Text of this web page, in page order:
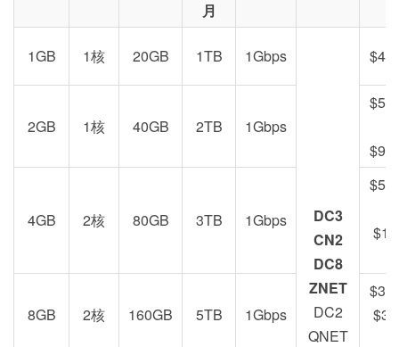
月
1GB 1核 20GB 1TB 1Gbps
DC3
CN2
DC8
ZNET
DC2
QNET
2GB 1核 40GB 2TB 1Gbps
4GB 2核 80GB 3TB 1Gbps
8GB 2核 160GB 5TB 1Gbps